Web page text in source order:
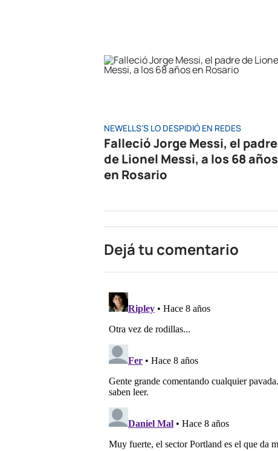
NEWELLS'S LO DESPIDIÓ EN REDES
Falleció Jorge Messi, el padre
de Lionel Messi, a los 68 años
en Rosario
Dejá tu comentario